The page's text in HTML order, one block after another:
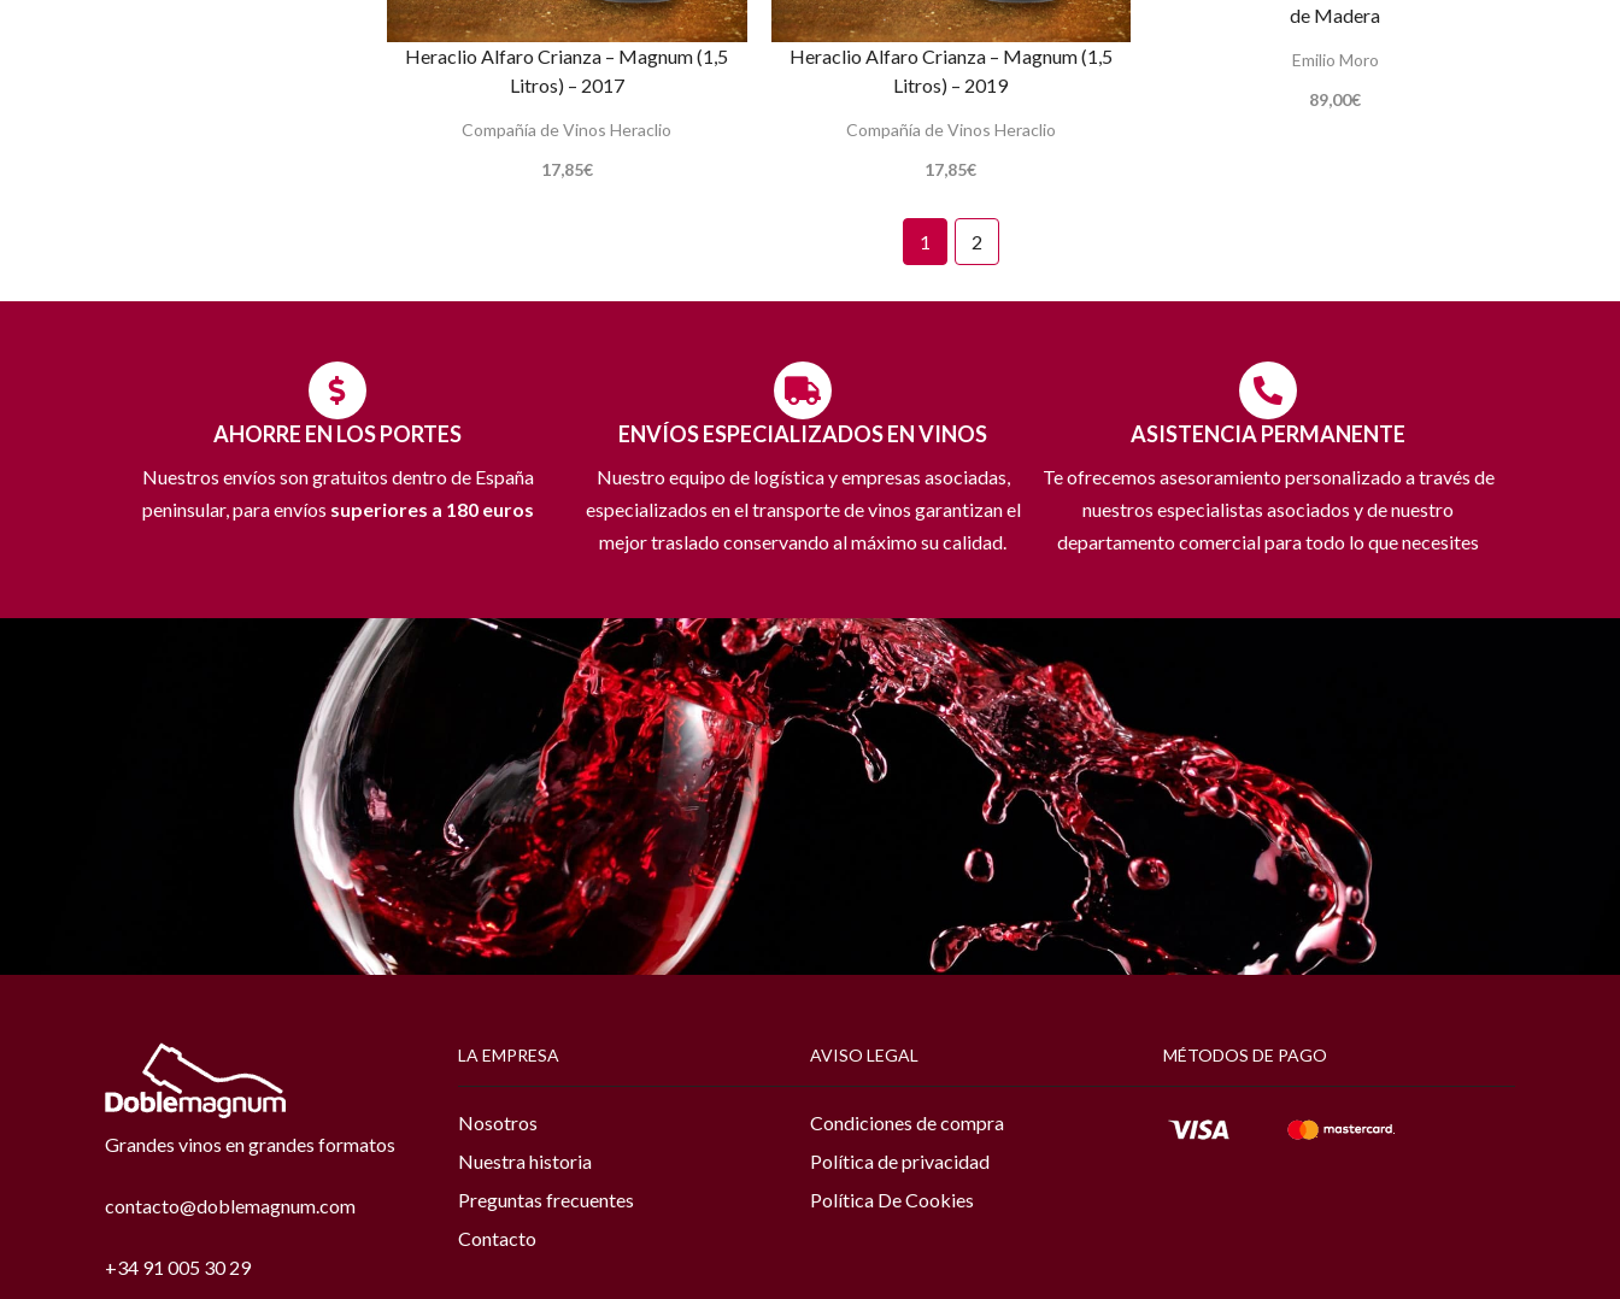
Heraclio Alfaro Crianza – Magnum (1,5
Litros) – 2017
Compañía de Vinos Heraclio
17,85€
Heraclio Alfaro Crianza – Magnum (1,5
Litros) – 2019
Compañía de Vinos Heraclio
17,85€
de Madera
Emilio Moro
89,00€
1 2
AHORRE EN LOS PORTES
Nuestros envíos son gratuitos dentro de España
peninsular, para envíos superiores a 180 euros
ENVÍOS ESPECIALIZADOS EN VINOS
Nuestro equipo de logística y empresas asociadas,
especializados en el transporte de vinos garantizan el
mejor traslado conservando al máximo su calidad.
ASISTENCIA PERMANENTE
Te ofrecemos asesoramiento personalizado a través de
nuestros especialistas asociados y de nuestro
departamento comercial para todo lo que necesites
Grandes vinos en grandes formatos
contacto@doblemagnum.com
+34 91 005 30 29
LA EMPRESA
Nosotros
Nuestra historia
Preguntas frecuentes
Contacto
AVISO LEGAL
Condiciones de compra
Política de privacidad
Política De Cookies
MÉTODOS DE PAGO